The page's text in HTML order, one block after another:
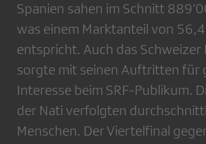
Spanien sahen im Schnitt
was einem Marktanteil von
entspricht. Auch das Schweizer
sorgte mit seinen Auftritten für
Interesse beim SRF-Publikum.
der Nati verfolgten
Menschen. Der Viertelfinal